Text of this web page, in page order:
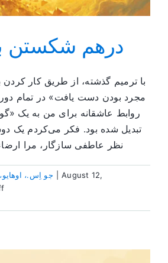
درهم شکستن
مجرد بودن دست یافت» در تمام
روابط عاشقانه برای من به یک
تبدیل شده بود. فکر می‌کردم یک
نظر عاطفی سازگار، مرا
جو اِس.،
August 12,
on
شکستن